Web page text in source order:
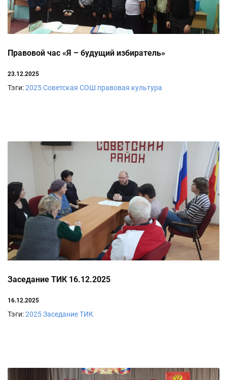
Правовой час «Я – будущий избиратель»
23.12.2025
Тэги:2025Советская СОШ правовая культура
Заседание ТИК 16.12.2025
16.12.2025
Тэги:2025Заседание ТИК